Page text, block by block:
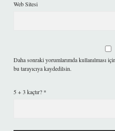
Web Sitesi
Daha sonraki yorumlarımda kullanılması
bu tarayıcıya kaydedilsin.
5 + 3 kaçtır? *